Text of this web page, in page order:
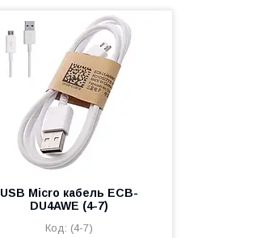
USB Micro кабель ECB-
DU4AWE (4-7)
(4-7)